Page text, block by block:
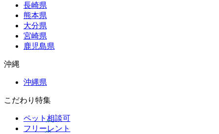
長崎県
熊本県
大分県
宮崎県
鹿児島県
沖縄
沖縄県
こだわり特集
ペット相談可
フリーレント